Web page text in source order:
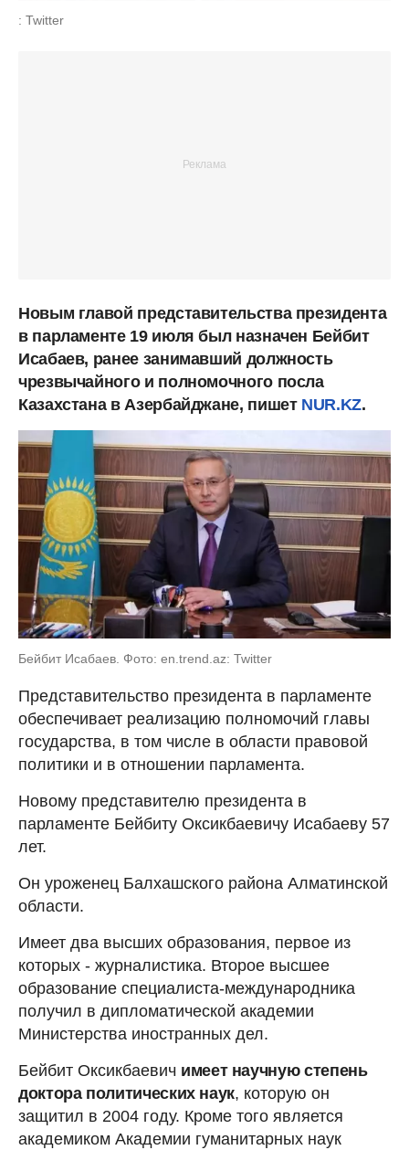
: Twitter
Новым главой представительства президента
в парламенте 19 июля был назначен Бейбит
Исабаев, ранее занимавший должность
чрезвычайного и полномочного посла
Казахстана в Азербайджане, пишет NUR.KZ.
Бейбит Исабаев. Фото: en.trend.az: Twitter
Представительство президента в парламенте
обеспечивает реализацию полномочий главы
государства, в том числе в области правовой
политики и в отношении парламента.
Новому представителю президента в
парламенте Бейбиту Оксикбаевичу Исабаеву 57
лет.
Он уроженец Балхашского района Алматинской
области.
Имеет два высших образования, первое из
которых - журналистика. Второе высшее
образование специалиста-международника
получил в дипломатической академии
Министерства иностранных дел.
Бейбит Оксикбаевич имеет научную степень
доктора политических наук, которую он
защитил в 2004 году. Кроме того является
академиком Академии гуманитарных наук